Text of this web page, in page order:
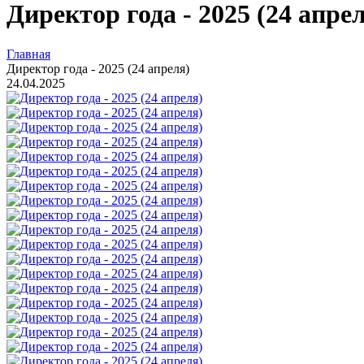
Директор года - 2025 (24
Главная
Директор года - 2025 (24 апреля)
24.04.2025